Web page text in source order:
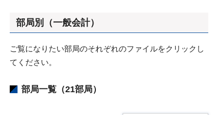
部局別（一般会計）
ご覧になりたい部局のそれぞれのファイルをクリックし
てください。
部局一覧（21部局）